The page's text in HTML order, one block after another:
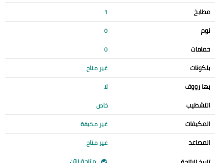
مطابخ 1
نوم 0
حمامات 0
بلكونات غير متاح
بها رووف لا
التشطيب خاص
المكيفات غير مكيفة
المصاعد غير متاح